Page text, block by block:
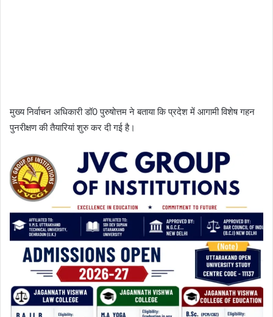
मुख्य निर्वाचन अधिकारी डॉ0 पुरुषोत्तम ने बताया कि प्रदेश में आगामी विशेष गहन
पुनरीक्षण की तैयारियां शुरु कर दी गई है।